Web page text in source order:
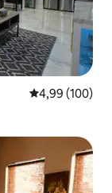
4,99 ud af 5 i
4,99 (100)